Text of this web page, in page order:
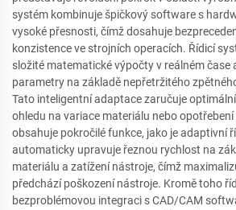
systém kombinuje špičkový software s
vysoké přesnosti, čímž dosahuje
konzistence ve strojních operacích. Řídicí
složité matematické výpočty v reálném čase
parametry na základě nepřetržitého
Tato inteligentní adaptace zaručuje
ohledu na variace materiálu nebo
obsahuje pokročilé funkce, jako je adaptivní
automaticky upravuje řeznou rychlost na
materiálu a zatížení nástroje, čímž
předchází poškození nástroje. Kromě toho
bezproblémovou integraci s CAD/CAM